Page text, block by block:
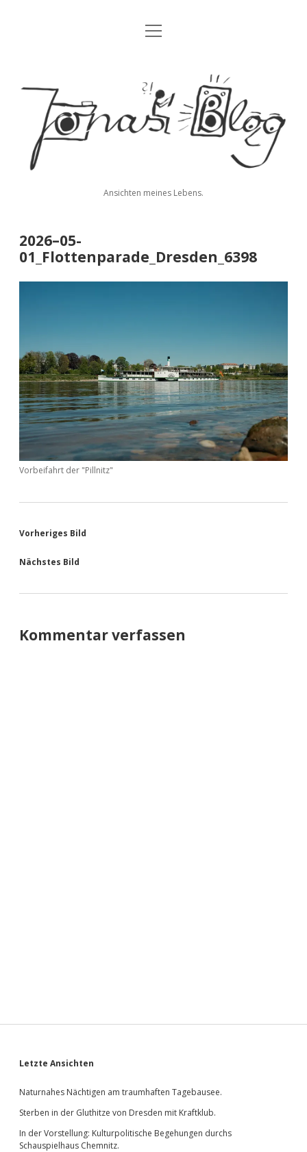
Blog
Kontakt
Impressum
Menü
Jonas'
Blog
Ansichten meines Lebens.
2026–05-
01_Flottenparade_Dresden_6398
Vorbeifahrt der "Pillnitz"
Vorheriges Bild
Nächstes Bild
Kommentar verfassen
Sidebar
Letzte Ansichten
Naturnahes Nächtigen am traumhaften Tagebausee.
Sterben in der Gluthitze von Dresden mit Kraftklub.
In der Vorstellung: Kulturpolitische Begehungen durchs
Schauspielhaus Chemnitz.